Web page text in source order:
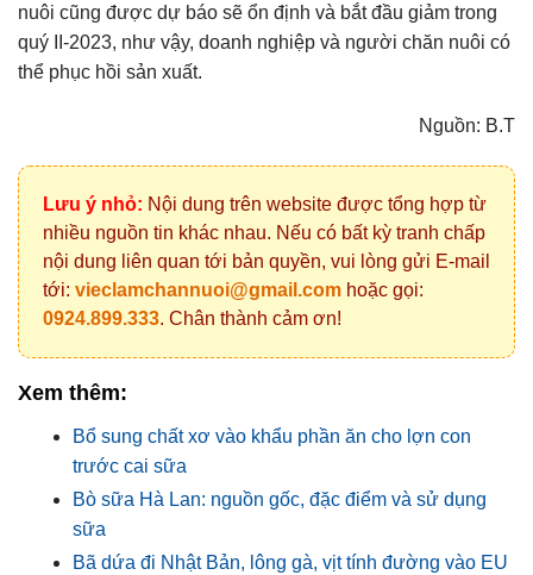
nuôi cũng được dự báo sẽ ổn định và bắt đầu giảm trong
quý II-2023, như vậy, doanh nghiệp và người chăn nuôi có
thể phục hồi sản xuất.
Nguồn: B.T
Lưu ý nhỏ: Nội dung trên website được tổng hợp từ
nhiều nguồn tin khác nhau. Nếu có bất kỳ tranh chấp
nội dung liên quan tới bản quyền, vui lòng gửi E-mail
tới: vieclamchannuoi@gmail.com hoặc gọi:
0924.899.333. Chân thành cảm ơn!
Xem thêm:
Bổ sung chất xơ vào khẩu phần ăn cho lợn con
trước cai sữa
Bò sữa Hà Lan: nguồn gốc, đặc điểm và sử dụng
sữa
Bã dứa đi Nhật Bản, lông gà, vịt tính đường vào EU